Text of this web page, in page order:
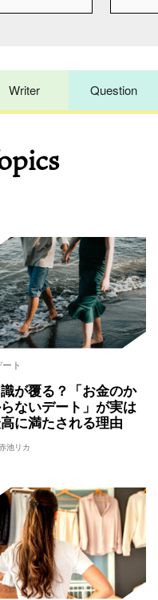
Writer Question
ト
が覆る？「お金のか
ないデート」が実は
に満たされる理由
池リカ